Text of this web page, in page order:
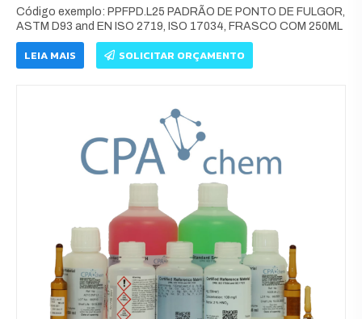
Código exemplo: PPFPD.L25 PADRÃO DE PONTO DE FULGOR,
ASTM D93 and EN ISO 2719, ISO 17034, FRASCO COM 250ML
LEIA MAIS SOLICITAR ORÇAMENTO